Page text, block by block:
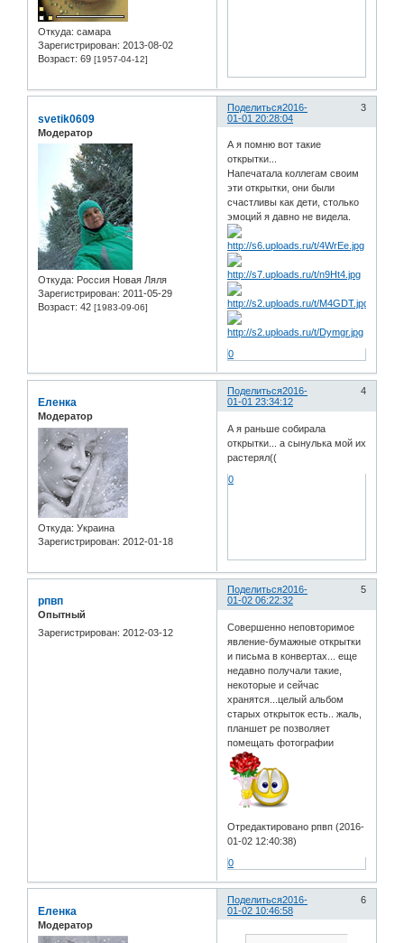
Откуда: самара
Зарегистрирован: 2013-08-02
Возраст: 69 [1957-04-12]
Поделиться 3
2016-
01-01 20:28:04
svetik0609
Модератор
Откуда: Россия Новая Ляля
Зарегистрирован: 2011-05-29
Возраст: 42 [1983-09-06]
А я помню вот такие
открытки...
Напечатала коллегам своим
эти открытки, они были
счастливы как дети, столько
эмоций я давно не видела.
0
Поделиться 4
2016-
01-01 23:34:12
Еленка
Модератор
Откуда: Украина
Зарегистрирован: 2012-01-18
А я раньше собирала
открытки... а сынулька мой их
растерял((
0
Поделиться 5
2016-
01-02 06:22:32
рпвп
Опытный
Зарегистрирован: 2012-03-12
Совершенно неповторимое
явление-бумажные открытки
и письма в конвертах... еще
недавно получали такие,
некоторые и сейчас
хранятся...целый альбом
старых открыток есть.. жаль,
планшет ре позволяет
помещать фотографии
Отредактировано рпвп (2016-
01-02 12:40:38)
0
Поделиться 6
2016-
01-02 10:46:58
Еленка
Модератор